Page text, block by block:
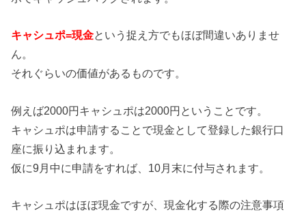
キャシュポ=現金という捉え方でもほぼ間違いありませ
ん。
それぐらいの価値があるものです。
例えば2000円キャシュポは2000円ということです。
キャシュポは申請することで現金として登録した銀行口
座に振り込まれます。
仮に9月中に申請をすれば、10月末に付与されます。
キャシュポはほぼ現金ですが、現金化する際の注意事項